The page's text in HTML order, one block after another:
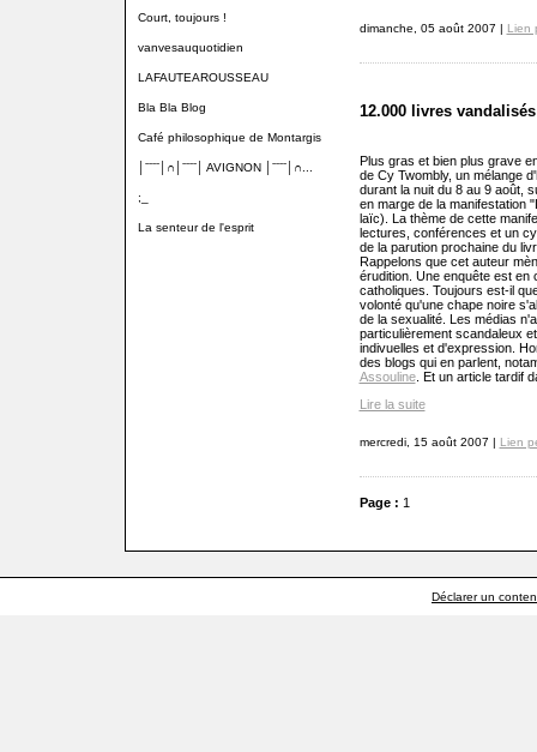
Court, toujours !
vanvesauquotidien
LAFAUTEAROUSSEAU
Bla Bla Blog
Café philosophique de Montargis
│ˉˉˉˉ│∩│ˉˉˉˉ│ AVIGNON │ˉˉˉˉ│∩...
;_
La senteur de l'esprit
dimanche, 05 août 2007 | Lien
12.000 livres
Plus gras et bien plus grave
de Cy Twombly, un mélange
durant la nuit du 8 au 9 août,
en marge de la manifestation
laïc). La thème de cette
lectures, conférences et un
de la parution prochaine du
Rappelons que cet auteur
érudition. Une enquête est
catholiques. Toujours est-il
volonté qu'une chape noire
de la sexualité. Les médias
particulièrement scandaleux
indivuelles et d'expression.
des blogs qui en parlent,
Assouline. Et un article tardif
Lire la suite
mercredi, 15 août 2007 | Lien
Page : 1
Déclarer un